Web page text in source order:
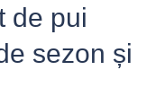
de pui
sezon și